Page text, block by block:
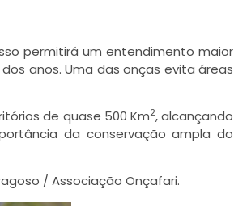
permitirá um entendimento maior
anos. Uma das onças evita áreas
de quase 500 Km2, alcançando
da conservação ampla do
/ Associação Onçafari.